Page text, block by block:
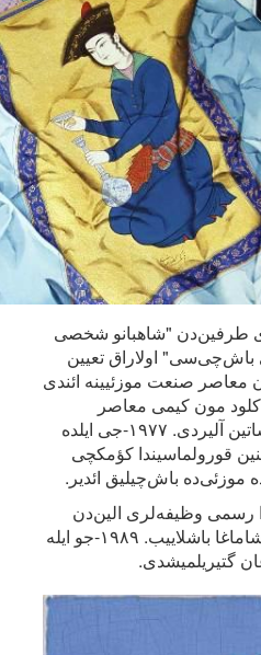
طرفین‌دن "شاهبانو شخصی
اولاراق تعیین
معاصر صنعت موزئیینه ائندی
کلود مون کیمی معاصر
صنعت‌چیلرین رسملرینی ساتین آلیردی. ۱۹۷۷-جی ایلده
قورولماسیندا کؤمکچی
رسمی وظیفه‌لری الین‌دن
آلینیب و ته‌دی‌دی آلتین‌دا یاشاماغا باشلاییب. ۱۹۸۹-جو ایله
گتیریلمیشدی.